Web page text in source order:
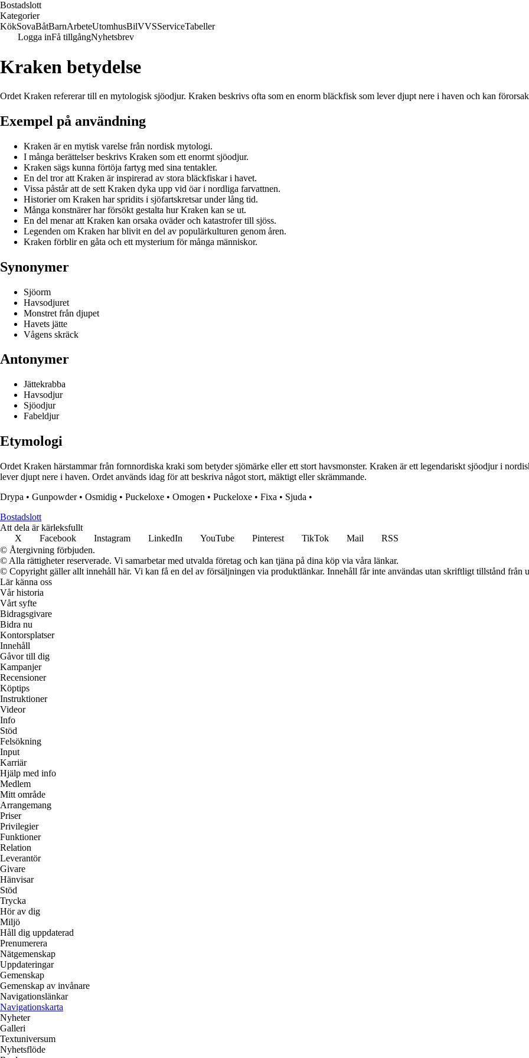
Bostadslott
Kategorier
KökSovaBåtBarnArbeteUtomhusBilVVSServiceTabeller
Logga inFå tillgångNyhetsbrev
Kraken betydelse
Ordet Kraken refererar till en mytologisk sjöodjur. Kraken beskrivs ofta som en enorm bläckfisk som lever djupt nere i haven och kan
Exempel på användning
Kraken är en mytisk varelse från nordisk mytologi.
I många berättelser beskrivs Kraken som ett enormt sjöodjur.
Kraken sägs kunna förtöja fartyg med sina tentakler.
En del tror att Kraken är inspirerad av stora bläckfiskar i havet.
Vissa påstår att de sett Kraken dyka upp vid öar i nordliga farvattnen.
Historier om Kraken har spridits i sjöfartskretsar under lång tid.
Många konstnärer har försökt gestalta hur Kraken kan se ut.
En del menar att Kraken kan orsaka oväder och katastrofer till sjöss.
Legenden om Kraken har blivit en del av populärkulturen genom åren.
Kraken förblir en gåta och ett mysterium för många människor.
Synonymer
Sjöorm
Havsodjuret
Monstret från djupet
Havets jätte
Vågens skräck
Antonymer
Jättekrabba
Havsodjur
Sjöodjur
Fabeldjur
Etymologi
Ordet Kraken härstammar från fornnordiska kraki som betyder sjömärke eller ett stort havsmonster. Kraken är ett legendariskt sjöodjur i
lever djupt nere i haven. Ordet används idag för att beskriva något stort, mäktigt eller skrämmande.
Drypa • Gunpowder• Osmidig • Puckeloxe • Omogen • Puckeloxe • Fixa • Sjuda •
Bostadslott
Att dela är kärleksfullt
X
Facebook Instagram LinkedIn YouTube Pinterest TikTok Mail
RSS
© Återgivning förbjuden.
© Alla rättigheter reserverade. Vi samarbetar med utvalda företag och kan tjäna på dina köp via våra länkar.
© Copyright gäller allt innehåll här. Vi kan få en del av försäljningen via produktlänkar. Innehåll får inte användas utan skriftligt tillstånd från
Lär känna oss
Vår historia
Vårt syfte
Bidragsgivare
Bidra nu
Kontorsplatser
Innehåll
Gåvor till dig
Kampanjer
Recensioner
Köptips
Instruktioner
Videor
Info
Stöd
Felsökning
Input
Karriär
Hjälp med info
Medlem
Mitt område
Arrangemang
Priser
Privilegier
Funktioner
Relation
Leverantör
Givare
Hänvisar
Stöd
Trycka
Hör av dig
Miljö
Håll dig uppdaterad
Prenumerera
Nätgemenskap
Uppdateringar
Gemenskap
Gemenskap av invånare
Navigationslänkar
Navigationskarta
Nyheter
Galleri
Textuniversum
Nyhetsflöde